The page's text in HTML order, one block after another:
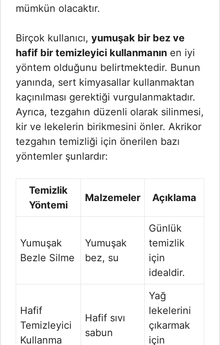
mümkün olacaktır.
Birçok kullanıcı, yumuşak bir bez ve
hafif bir temizleyici kullanmanın en iyi
yöntem olduğunu belirtmektedir. Bunun
yanında, sert kimyasallar kullanmaktan
kaçınılması gerektiği vurgulanmaktadır.
Ayrıca, tezgahın düzenli olarak silinmesi,
kir ve lekelerin birikmesini önler. Akrikor
tezgahın temizliği için önerilen bazı
yöntemler şunlardır:
Temizlik
Yöntemi
Malzemeler Açıklama
Yumuşak
Bezle Silme
Yumuşak
bez, su
Günlük
temizlik
için
idealdir.
Hafif
Temizleyici
Kullanma
Hafif sıvı
sabun
Yağ
lekelerini
çıkarmak
için